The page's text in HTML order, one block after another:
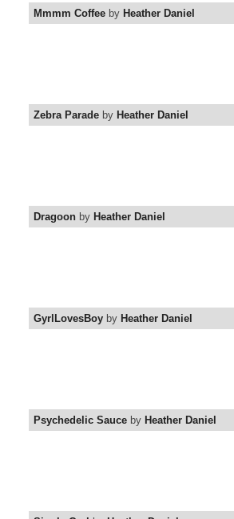
Mmmm Coffee by Heather Daniel
Zebra Parade by Heather Daniel
Dragoon by Heather Daniel
GyrlLovesBoy by Heather Daniel
Psychedelic Sauce by Heather Daniel